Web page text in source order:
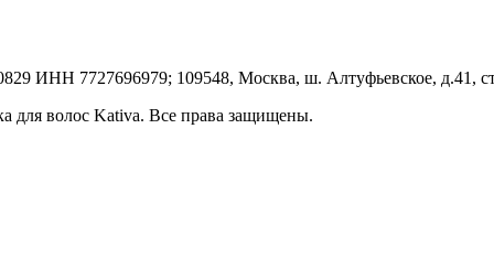
7727696979; 109548, Москва, ш. Алтуфьевское, д.41,
для волос Kativa. Все права защищены.